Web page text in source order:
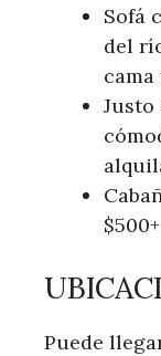
Sofá
del
cama
$500+
Puede